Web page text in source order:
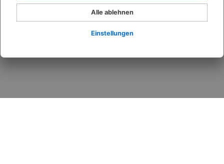
Einstellungen
Alle ablehnen